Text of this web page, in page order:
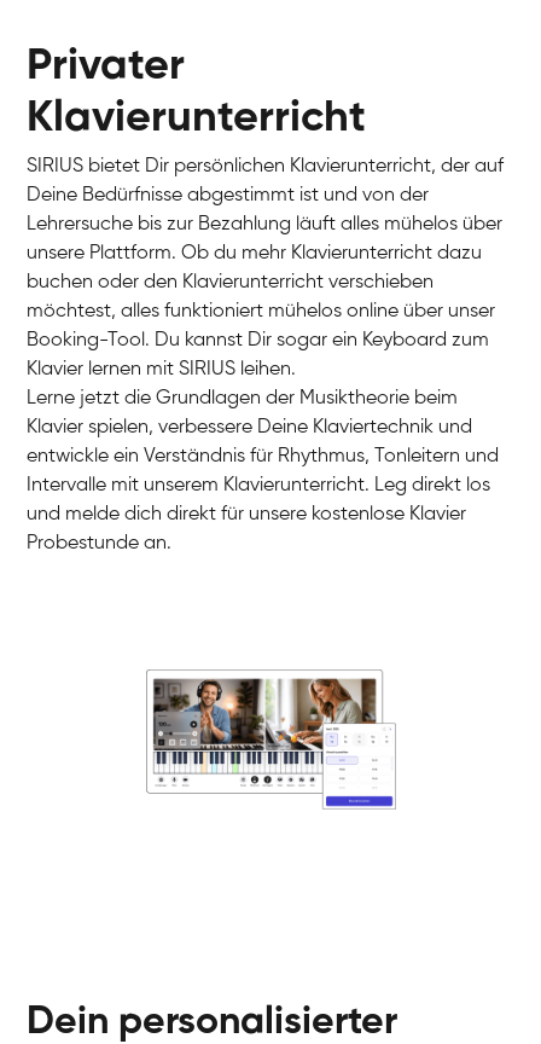
Charlotte
Klavier / Piano / Flügel
Klavier / Piano / Flügel
Klavier / Piano / Flügel
Privater
Klavierunterricht
SIRIUS bietet Dir persönlichen Klavierunterricht, der auf
Deine Bedürfnisse abgestimmt ist und von der
Lehrersuche bis zur Bezahlung läuft alles mühelos über
unsere Plattform. Ob du mehr Klavierunterricht dazu
buchen oder den Klavierunterricht verschieben
möchtest, alles funktioniert mühelos online über unser
Booking-Tool. Du kannst Dir sogar ein Keyboard zum
Klavier lernen mit SIRIUS leihen.
Lerne jetzt die Grundlagen der Musiktheorie beim
Klavier spielen, verbessere Deine Klaviertechnik und
entwickle ein Verständnis für Rhythmus, Tonleitern und
Intervalle mit unserem Klavierunterricht. Leg direkt los
und melde dich direkt für unsere kostenlose Klavier
Probestunde an.
Dein personalisierter